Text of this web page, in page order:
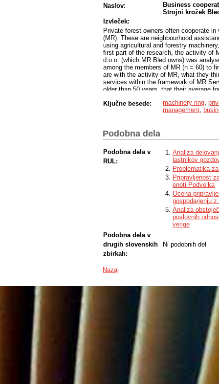
Naslov:
Business
Strojni krožek
Izvleček:
Private forest owners often cooperate
(MR). These are neighbourhood
using agricultural and forestry
first part of the research, the activity of
d.o.o. (which MR Bled owns) was
among the members of MR (n = 60) to
are with the activity of MR, what they
services within the framework of MR
older than 50 years, that their average
members make little use of the
favour of the professionalization of
Ključne besede: machinery ring
management
Podobna dela
Podobna dela v
RUL:
Analiza
lastnikov
Problematika
Pripravljenost
enoti Podvelka
Ocena
gospodarjenju
Analiza
poslovnih
verige
Podobna dela v
drugih slovenskih
zbirkah:
Ni podobnih del
Nazaj